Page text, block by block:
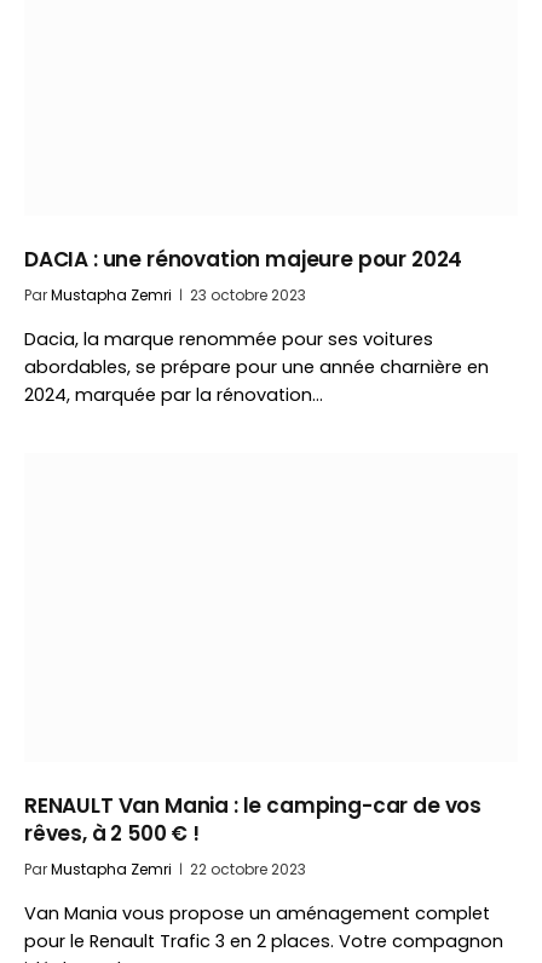
DACIA : une rénovation majeure pour 2024
ParMustapha Zemri 23 octobre 2023
Dacia, la marque renommée pour ses voitures
abordables, se prépare pour une année charnière en
2024, marquée par la rénovation…
RENAULT Van Mania : le camping-car de vos
rêves, à 2 500 € !
ParMustapha Zemri 22 octobre 2023
Van Mania vous propose un aménagement complet
pour le Renault Trafic 3 en 2 places. Votre compagnon